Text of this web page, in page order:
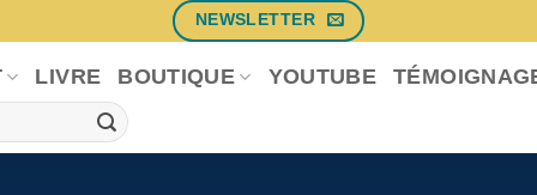
NEWSLETTER
LIVRE BOUTIQUE YOUTUBE